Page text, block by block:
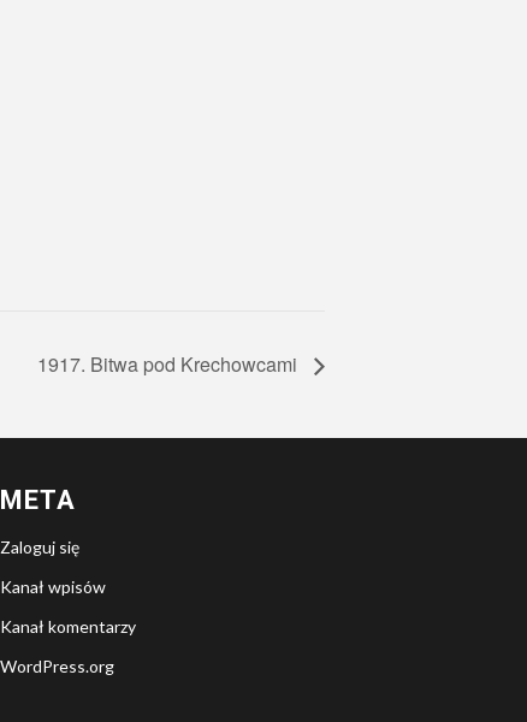
1917. Bitwa pod Krechowcami
META
Zaloguj się
Kanał wpisów
Kanał komentarzy
WordPress.org